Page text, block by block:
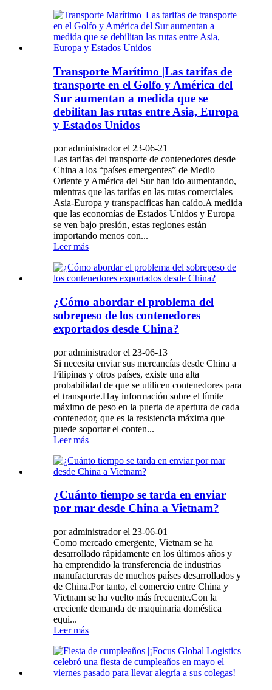
Transporte Marítimo |Las tarifas de
transporte en el Golfo y América del
Sur aumentan a medida que se
debilitan las rutas entre Asia, Europa
y Estados Unidos
por administrador el 23-06-21
Las tarifas del transporte de contenedores desde
China a los “países emergentes” de Medio
Oriente y América del Sur han ido aumentando,
mientras que las tarifas en las rutas comerciales
Asia-Europa y transpacíficas han caído.A medida
que las economías de Estados Unidos y Europa
se ven bajo presión, estas regiones están
importando menos con...
Leer más
¿Cómo abordar el problema del
sobrepeso de los contenedores
exportados desde China?
por administrador el 23-06-13
Si necesita enviar sus mercancías desde China a
Filipinas y otros países, existe una alta
probabilidad de que se utilicen contenedores para
el transporte.Hay información sobre el límite
máximo de peso en la puerta de apertura de cada
contenedor, que es la resistencia máxima que
puede soportar el conten...
Leer más
¿Cuánto tiempo se tarda en enviar
por mar desde China a Vietnam?
por administrador el 23-06-01
Como mercado emergente, Vietnam se ha
desarrollado rápidamente en los últimos años y
ha emprendido la transferencia de industrias
manufactureras de muchos países desarrollados y
de China.Por tanto, el comercio entre China y
Vietnam se ha vuelto más frecuente.Con la
creciente demanda de maquinaria doméstica
equi...
Leer más